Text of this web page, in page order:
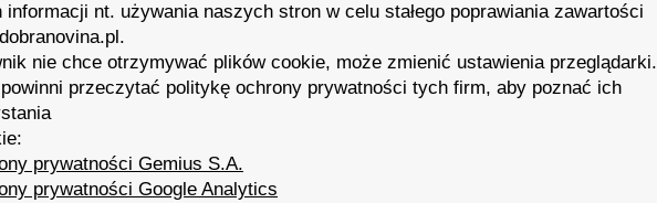
informacji nt. używania naszych stron w celu stałego poprawiania zawartości
nie chce otrzymywać plików cookie, może zmienić ustawienia przeglądarki.
przeczytać politykę ochrony prywatności tych firm, aby poznać ich
prywatności Gemius S.A.
prywatności Google Analytics